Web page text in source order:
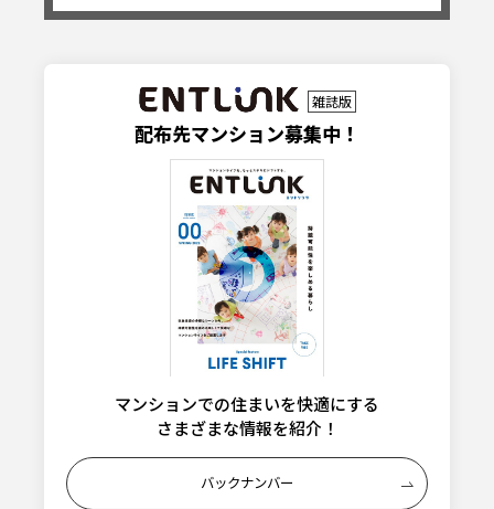
雑誌版
配布先マンション募集中！
マンションでの住まいを快適にする
さまざまな情報を紹介！
バックナンバー